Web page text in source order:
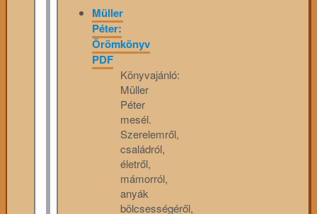
Müller
Péter:
Örömkönyv
PDF
Könyvajánló:
Müller
Péter
mesél.
Szerelemről,
családról,
életről,
mámorról,
anyák
bölcsességéről,